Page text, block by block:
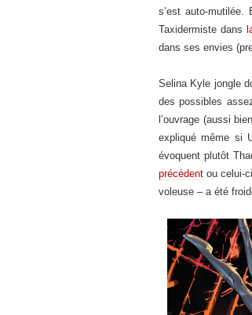
s’est auto-
Taxidermiste dans
dans ses envies
Selina Kyle jongle
des possibles
l’ouvrage (aussi
expliqué même si
évoquent plutôt
précédent ou celui-
voleuse – a été